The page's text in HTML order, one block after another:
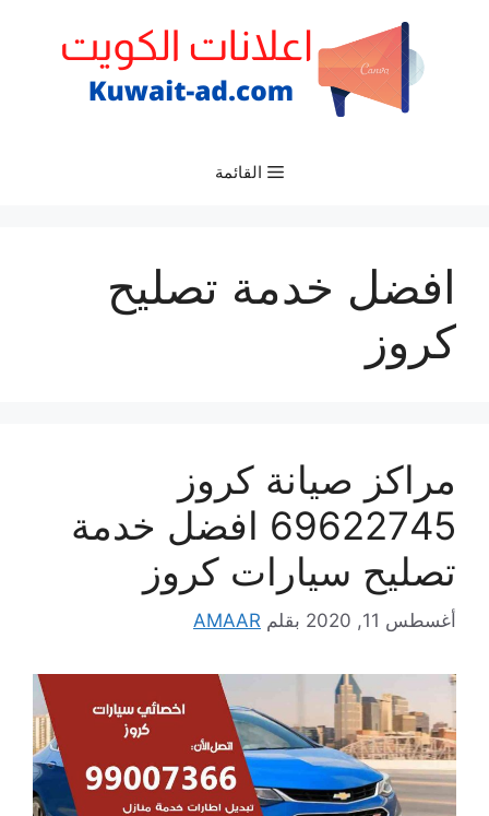
القائمة
افضل خدمة تصليح
كروز
مراكز صيانة كروز
69622745 افضل خدمة
تصليح سيارات كروز
أغسطس 11, 2020 بقلم AMAAR